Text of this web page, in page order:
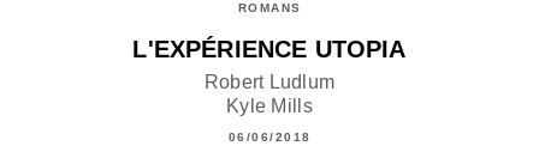
ROMANS
L'EXPÉRIENCE UTOPIA
Robert Ludlum
Kyle Mills
06/06/2018